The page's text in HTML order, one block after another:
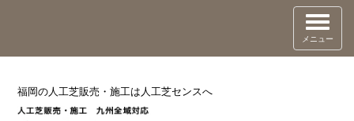
福岡の人工芝販売・施工は人工芝センスへ
メニュー